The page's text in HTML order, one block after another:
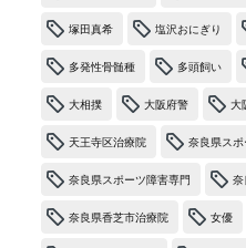
塚田真希 塩沢おにぎり
多発性骨髄種 多頭飼い
大相撲 大阪府警 大
天王寺区治療院 奈良県ス
奈良県スポーツ障害専門 奈
奈良県香芝市治療院 女優